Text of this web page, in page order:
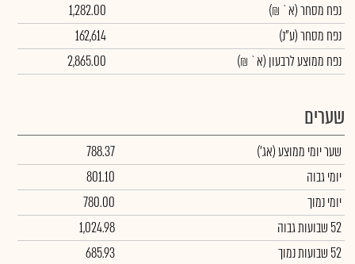
נפח מסחר(א` ₪)
1,282.00
נפח מסחר(ע"נ)
162,614
נפח ממוצע לרבעון (א` ₪)
2,865.00
שערים
שער יומי ממוצע(אג')
788.37
יומי גבוה
801.10
יומי נמוך
780.00
52 שבועות גבוה
1,024.98
52 שבועות נמוך
685.93